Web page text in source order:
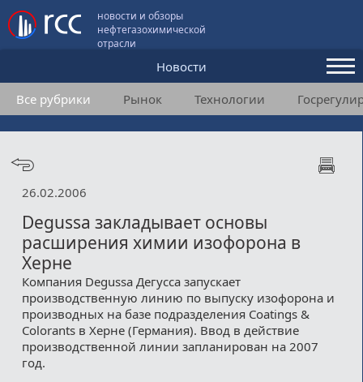
новости и обзоры
нефтегазохимической
отрасли
Новости
Аналитика и мнения
Конференции
Медиакит
Контакты
Все рубрики Рынок Технологии
26.02.2006
Degussa закладывает основы
расширения химии изофорона в
Херне
Компания Degussa Дегусса запускает
производственную линию по выпуску изофорона и
производных на базе подразделения Coatings &
Colorants в Херне (Германия). Ввод в действие
производственной линии запланирован на 2007
год.